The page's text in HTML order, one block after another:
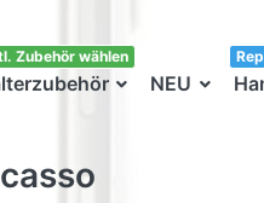
Zubehör wählen
NEU